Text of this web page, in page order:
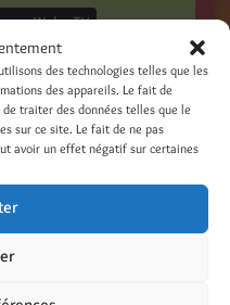
des technologies telles que les
des appareils. Le fait de
traiter des données telles que le
sur ce site. Le fait de ne pas
avoir un effet négatif sur certaines
- Web - TV
Étiquettes
estampe
plate
gravure